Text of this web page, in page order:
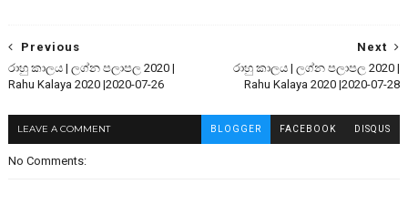
Next
රාහු කාලය | ලග්න පලාපල 2020 |
Rahu Kalaya 2020 |2020-07-28
Previous
රාහු කාලය | ලග්න පලාපල 2020 |
Rahu Kalaya 2020 |2020-07-26
LEAVE A COMMENT BLOGGER FACEBOOK DISQUS
No Comments: